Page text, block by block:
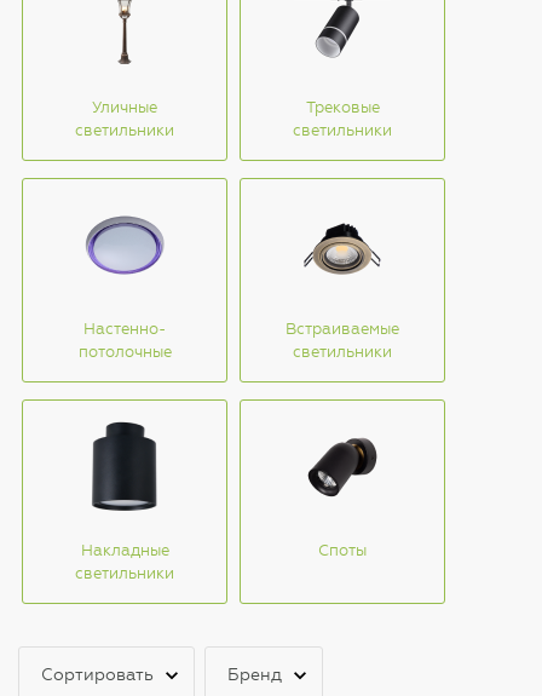
Уличные
светильники
Трековые
светильники
Настенно-
потолочные
Встраиваемые
светильники
Накладные
светильники
Споты
Сортировать Бренд